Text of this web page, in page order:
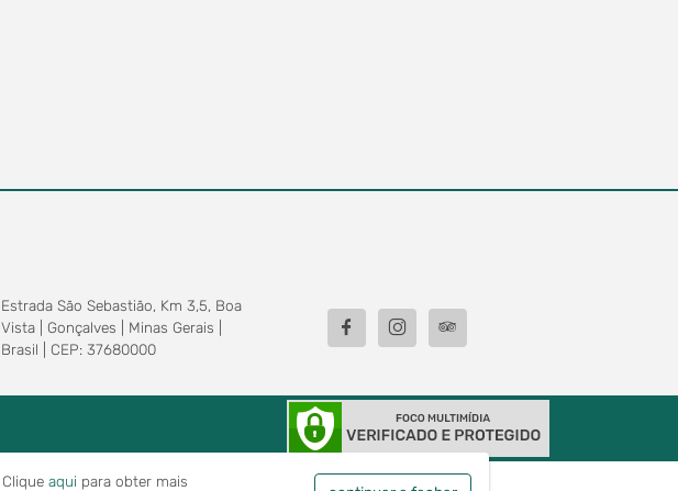
Clique aqui para obter mais
Estrada São Sebastião, Km 3,5, Boa
Vista | Gonçalves | Minas Gerais |
Brasil | CEP: 37680000